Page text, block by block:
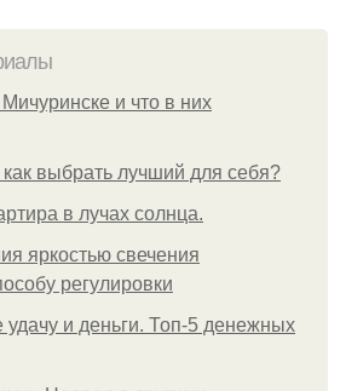
и что в них
выбрать лучший для себя?
в лучах солнца.
яркостью свечения
регулировки
и деньги. Топ-5 денежных